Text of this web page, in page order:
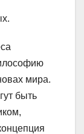
мира.
быть